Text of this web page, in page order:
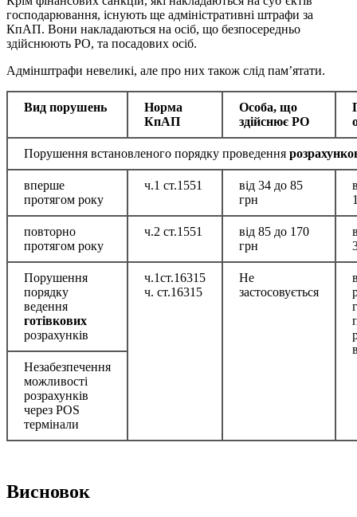
господарювання, існують ще адміністративні штрафи за
КпАП. Вони накладаються на осіб, що безпосередньо
здійснюють РО, та посадових осіб.
Адмінштрафи невеликі, але про них також слід пам’ятати.
Вид порушень
Норма
КпАП
Особа, що
здійснює РО
Порушення встановленого порядку проведення
вперше
протягом року
ч.1 ст.1551
від 34 до 85
грн
повторно
протягом року
ч.2 ст.1551
від 85 до 170
грн
Порушення
порядку
ведення
готівкових
розрахунків
ч.1ст.16315
ч. ст.16315
Не
застосовується
Незабезпечення
можливості
розрахунків
через POS
термінали
Висновок